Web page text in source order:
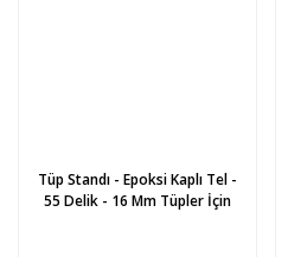
Tüp Standı - Epoksi Kaplı Tel -
55 Delik - 16 Mm Tüpler İçin